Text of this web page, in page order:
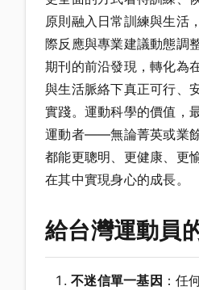
原則融入日常訓練與生活
際反應與專業建議動態調
期刊的前沿發現，轉化為
與生活脈絡下真正可行、
實踐。運動科學的價值，
運動者——無論菁英或業
都能更聰明、更健康、更
在其中實現身心的成長。
給台灣運動員
不迷信單一基因 ：任